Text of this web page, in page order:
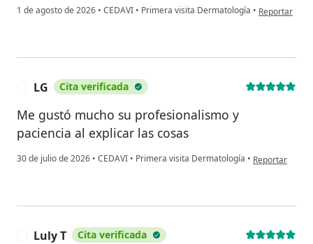
1 de agosto de 2026 • CEDAVI • Primera visita Dermatología • en opinión
Reportar
LG Cita verificada
Me gustó mucho su profesionalismo y
paciencia al explicar las cosas
30 de julio de 2026 • CEDAVI • Primera visita Dermatología • en opinión del
Reportar
Luly T Cita verificada